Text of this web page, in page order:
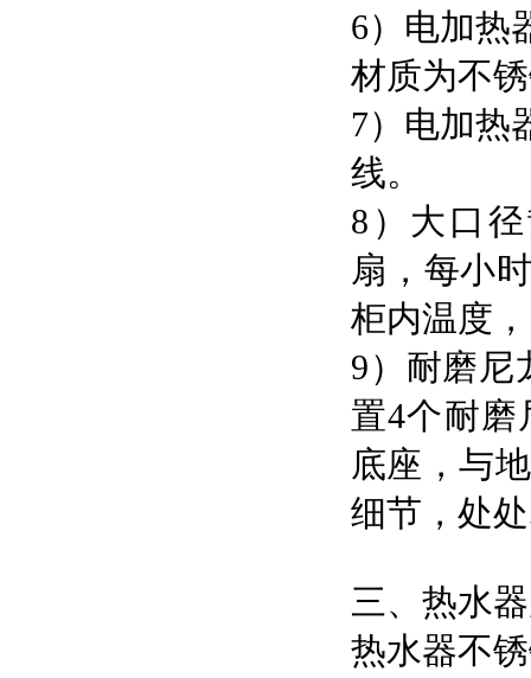
6）电加热
材质为不
7）电加热
线。
8）大口
扇，每小
柜内温度
9）耐磨尼
置4个耐磨
底座，与
细节，处
三、热水
热水器不